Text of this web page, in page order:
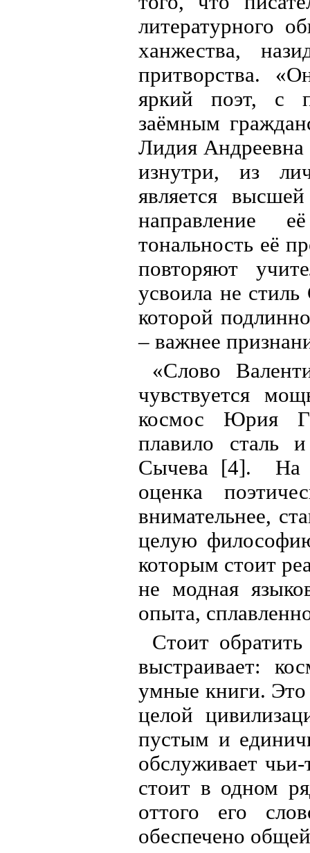
литературного
ханжества,
притворства.
яркий поэт, с
заёмным
Лидия Андреевна
изнутри, из
является
направление
тональность её
повторяют
усвоила не
которой
– важнее
«Слово
чувствуется
космос Юрия
плавило сталь
Сычева [4]. На
оценка
внимательнее,
целую
которым стоит
не модная
опыта,
Стоит
выстраивает:
умные книги.
целой
пустым и
обслуживает
стоит в одном
оттого его
обеспечено